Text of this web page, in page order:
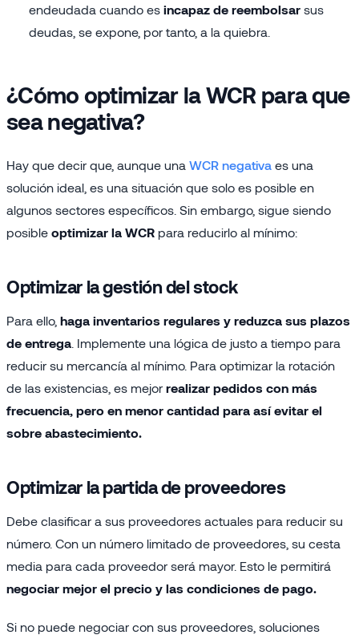
endeudada cuando es incapaz de reembolsar sus
deudas, se expone, por tanto, a la quiebra.
¿Cómo optimizar laWCR para que
sea negativa?
Hay que decir que, aunque una WCR negativa es una
solución ideal, es una situación que solo es posible en
algunos sectores específicos. Sin embargo, sigue siendo
posible optimizar la WCR para reducirlo al mínimo:
Optimizar la gestión del stock
Para ello, haga inventarios regulares y reduzca sus plazos
de entrega . Implemente una lógica de justo a tiempo para
reducir su mercancía al mínimo. Para optimizar la rotación
de las existencias, es mejor realizar pedidos con más
frecuencia, pero en menor cantidad para así evitar el
sobre abastecimiento.
Optimizar la partida de proveedores
Debe clasificar a sus proveedores actuales para reducir su
número. Con un número limitado de proveedores, su cesta
media para cada proveedor será mayor. Esto le permitirá
negociar mejor el precio y las condiciones de pago.
Si no puede negociar con sus proveedores, soluciones